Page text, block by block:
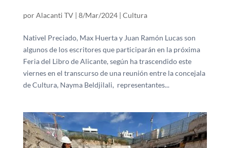
porAlacanti TV| 8/Mar/2024| Cultura
Nativel Preciado, Max Huerta y Juan Ramón Lucas son
algunos de los escritores que participarán en la próxima
Feria del Libro de Alicante, según ha trascendido este
viernes en el transcurso de una reunión entre la concejala
de Cultura, Nayma Beldjilali, representantes...